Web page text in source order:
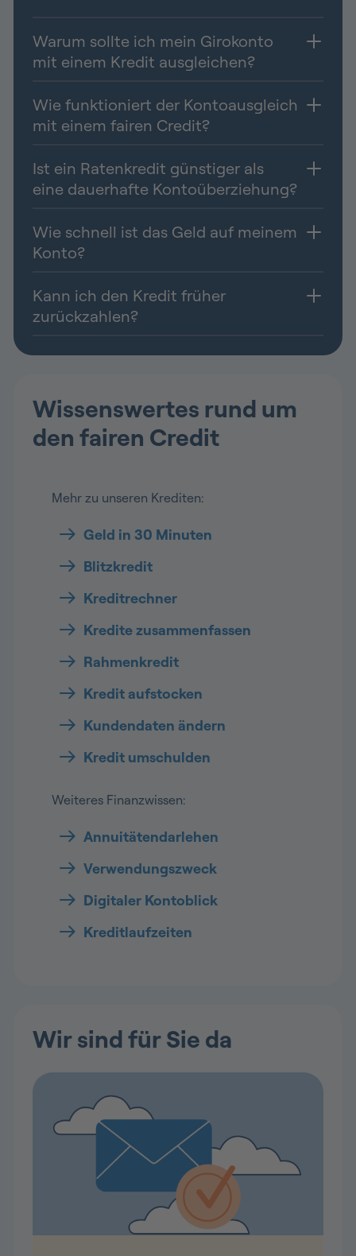
Warum sollte ich mein Girokonto
mit einem Kredit ausgleichen?
Wie funktioniert der Kontoausgleich
mit einem fairen Credit?
Ist ein Ratenkredit günstiger als
eine dauerhafte Kontoüberziehung?
Wie schnell ist das Geld auf meinem
Konto?
Kann ich den Kredit früher
zurückzahlen?
Wissenswertes rund um
den fairen Credit
Mehr zu unseren Krediten:
Geld in 30 Minuten
Blitzkredit
Kreditrechner
Kredite zusammenfassen
Rahmenkredit
Kredit aufstocken
Kundendaten ändern
Kredit umschulden
Weiteres Finanzwissen:
Annuitätendarlehen
Verwendungszweck
Digitaler Kontoblick
Kreditlaufzeiten
Wir sind für Sie da